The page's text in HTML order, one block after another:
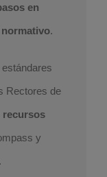
en
.
Rectores de
recursos
y